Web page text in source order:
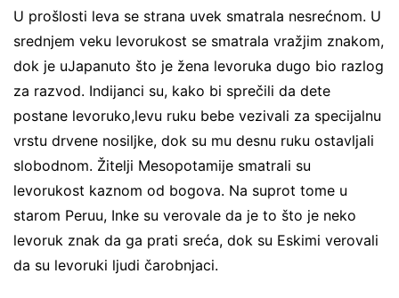
U prošlosti leva se strana uvek smatrala nesrećnom. U
srednjem veku levorukost se smatrala vražjim znakom,
dok je uJapanuto što je žena levoruka dugo bio razlog
za razvod. Indijanci su, kako bi sprečili da dete
postane levoruko,levu ruku bebe vezivali za specijalnu
vrstu drvene nosiljke, dok su mu desnu ruku ostavljali
slobodnom. Žitelji Mesopotamije smatrali su
levorukost kaznom od bogova. Na suprot tome u
starom Peruu, Inke su verovale da je to što je neko
levoruk znak da ga prati sreća, dok su Eskimi verovali
da su levoruki ljudi čarobnjaci.